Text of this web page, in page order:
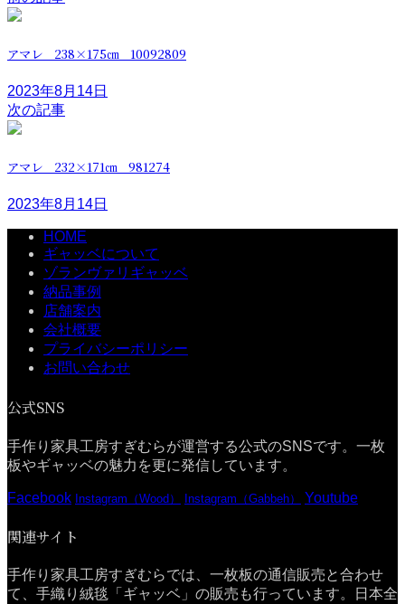
アマレ 238×175㎝ 10092809
2023年8月14日
次の記事
アマレ 232×171㎝ 981274
2023年8月14日
HOME
ギャッベについて
ゾランヴァリギャッベ
納品事例
店舗案内
会社概要
プライバシーポリシー
お問い合わせ
公式SNS
手作り家具工房すぎむらが運営する公式のSNSです。一枚
板やギャッベの魅力を更に発信しています。
Facebook Instagram（Wood） Instagram（Gabbeh） Youtube
関連サイト
手作り家具工房すぎむらでは、一枚板の通信販売と合わせ
て、手織り絨毯「ギャッベ」の販売も行っています。日本全